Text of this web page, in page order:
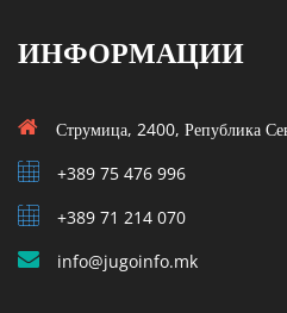
ИНФОРМАЦИИ
Струмица, 2400, Република
+389 75 476 996
+389 71 214 070
info@jugoinfo.mk